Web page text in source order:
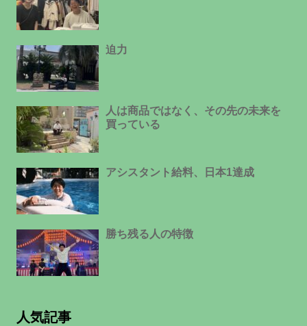
迫力
人は商品ではなく、その先の未来を
買っている
アシスタント給料、日本1達成
勝ち残る人の特徴
人気記事